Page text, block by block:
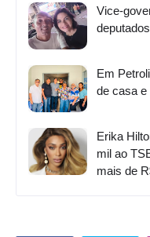
Vice-
Em
de casa e
Erika
mil ao
mais de